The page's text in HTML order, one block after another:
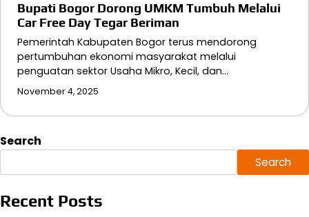
Bupati Bogor Dorong UMKM Tumbuh Melalui
Car Free Day Tegar Beriman
Pemerintah Kabupaten Bogor terus mendorong
pertumbuhan ekonomi masyarakat melalui
penguatan sektor Usaha Mikro, Kecil, dan…
November 4, 2025
Search
Search
Recent Posts